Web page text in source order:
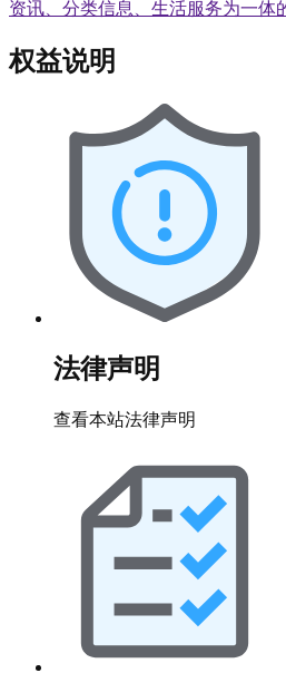
资讯、分类信息、生活服务为一体
权益说明
法律声明
查看本站法律声明